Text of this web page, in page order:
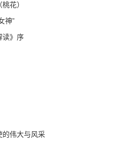
花）
神”
读》序
的伟大与风采